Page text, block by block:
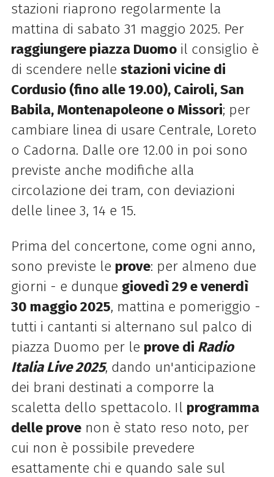
stazioni riaprono regolarmente la
mattina di sabato 31 maggio 2025. Per
raggiungere piazza Duomoil consiglio è
di scendere nelle stazioni vicine di
Cordusio (fino alle 19.00), Cairoli, San
Babila, Montenapoleone o Missori; per
cambiare linea di usare Centrale, Loreto
o Cadorna. Dalle ore 12.00 in poi sono
previste anche modifiche alla
circolazione dei tram, con deviazioni
delle linee 3, 14 e 15.
Prima del concertone, come ogni anno,
sono previste le prove: per almeno due
giorni - e dunque giovedì 29 e venerdì
30 maggio 2025, mattina e pomeriggio -
tutti i cantanti si alternano sul palco di
piazza Duomo per le prove di Radio
Italia Live 2025, dando un'anticipazione
dei brani destinati a comporre la
scaletta dello spettacolo. Il programma
delle provenon è stato reso noto, per
cui non è possibile prevedere
esattamente chi e quando sale sul